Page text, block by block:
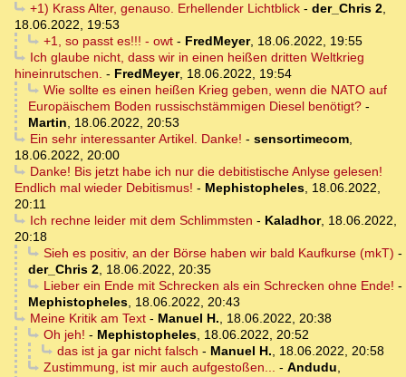
+1) Krass Alter, genauso. Erhellender Lichtblick- der_Chris 2,
18.06.2022, 19:53
+1, so passt es!!! - owt- FredMeyer, 18.06.2022, 19:55
Ich glaube nicht, dass wir in einen heißen dritten Weltkrieg
hineinrutschen. - FredMeyer, 18.06.2022, 19:54
Wie sollte es einen heißen Krieg geben, wenn die NATO auf
Europäischem Boden russischstämmigen Diesel benötigt? -
Martin, 18.06.2022, 20:53
Ein sehr interessanter Artikel. Danke! - sensortimecom,
18.06.2022, 20:00
Danke! Bis jetzt habe ich nur die debitistische Anlyse gelesen!
Endlich mal wieder Debitismus! - Mephistopheles, 18.06.2022,
20:11
Ich rechne leider mit dem Schlimmsten - Kaladhor, 18.06.2022,
20:18
Sieh es positiv, an der Börse haben wir bald Kaufkurse (mkT) -
der_Chris 2, 18.06.2022, 20:35
Lieber ein Ende mit Schrecken als ein Schrecken ohne Ende! -
Mephistopheles, 18.06.2022, 20:43
Meine Kritik am Text- Manuel H., 18.06.2022, 20:38
Oh jeh! - Mephistopheles, 18.06.2022, 20:52
das ist ja gar nicht falsch - Manuel H., 18.06.2022, 20:58
Zustimmung, ist mir auch aufgestoßen... - Andudu,